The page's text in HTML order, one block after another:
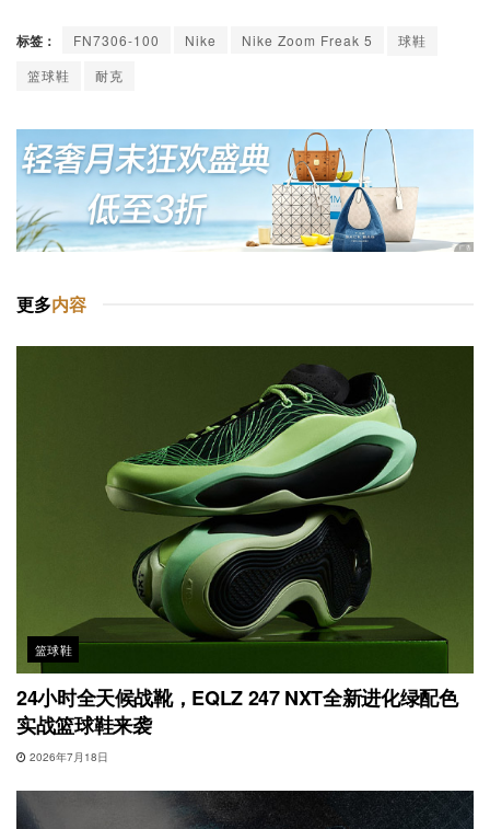
标签： FN7306-100 Nike Nike Zoom Freak 5
球鞋
篮球鞋
耐克
更多内容
篮球鞋
24小时全天候战靴，EQLZ 247 NXT全新进化绿配色
实战篮球鞋来袭
2026年7月18日